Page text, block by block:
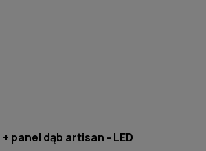
panel dąb artisan - LED